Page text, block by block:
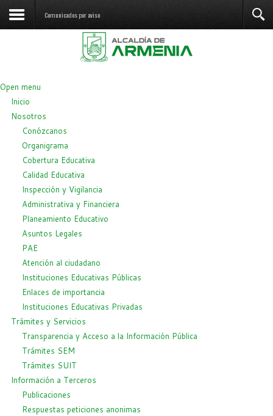
Comunicados por aviso
Open menu
Inicio
Nosotros
Conózcanos
Organigrama
Cobertura Educativa
Calidad Educativa
Inspección y Vigilancia
Administrativa y Financiera
Planeamiento Educativo
Asuntos Legales
PAE
Atención al ciudadano
Instituciones Educativas Públicas
Enlaces de importancia
Instituciones Educativas Privadas
Trámites y Servicios
Transparencia y Acceso a la Información Pública
Trámites SEM
Trámites SUIT
Información a Terceros
Publicaciones
Respuestas peticiones anonimas